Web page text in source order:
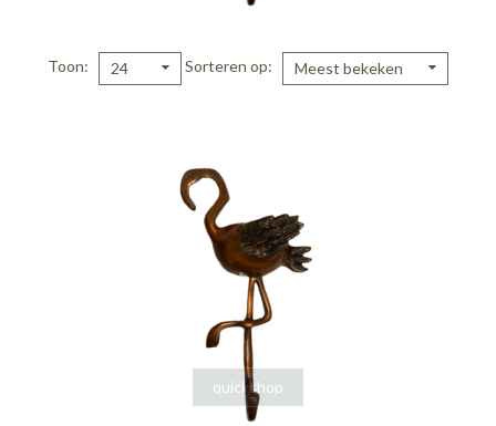
Toon 24 Sorteren op Meest bekeken
quickshop